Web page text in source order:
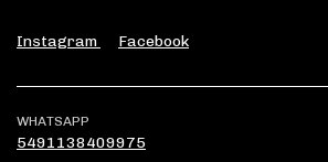
Instagram Facebook
WHATSAPP
5491138409975